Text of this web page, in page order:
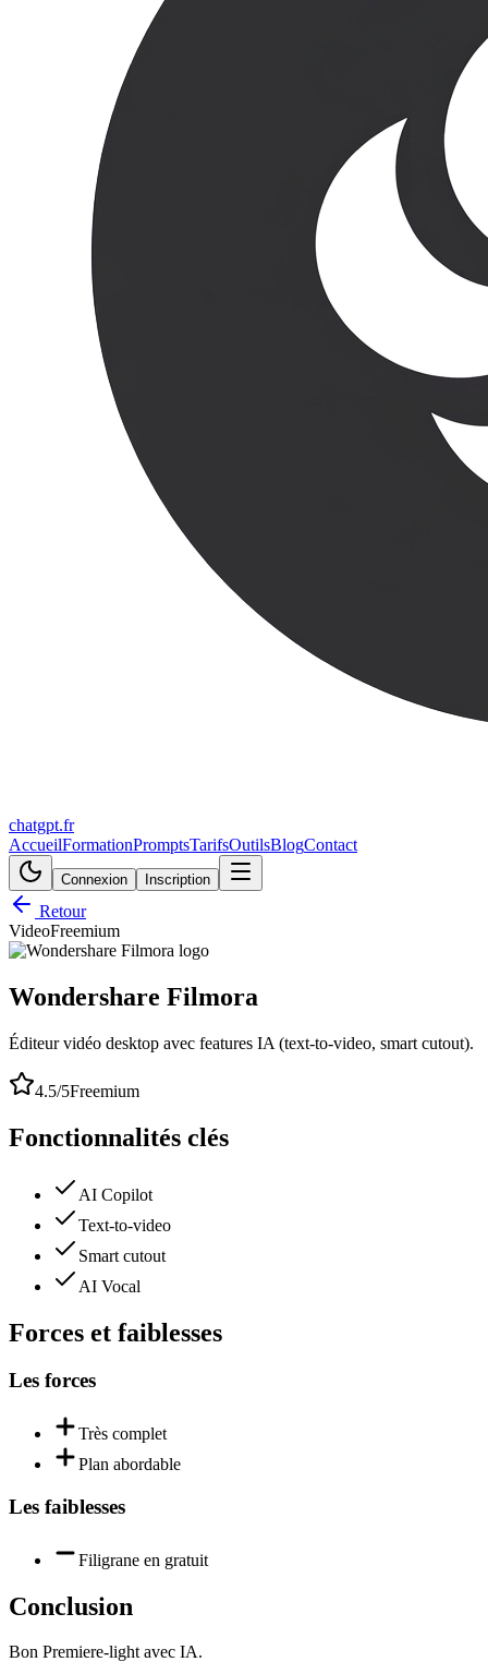
chatgpt.fr
AccueilFormationPromptsTarifsOutilsBlogContact
Connexion Inscription
Retour
VideoFreemium
Wondershare Filmora
Éditeur vidéo desktop avec features IA (text-to-video, smart cutout).
4.5/5Freemium
Fonctionnalités clés
AI Copilot
Text-to-video
Smart cutout
AI Vocal
Forces et faiblesses
Les forces
Très complet
Plan abordable
Les faiblesses
Filigrane en gratuit
Conclusion
Bon Premiere-light avec IA.